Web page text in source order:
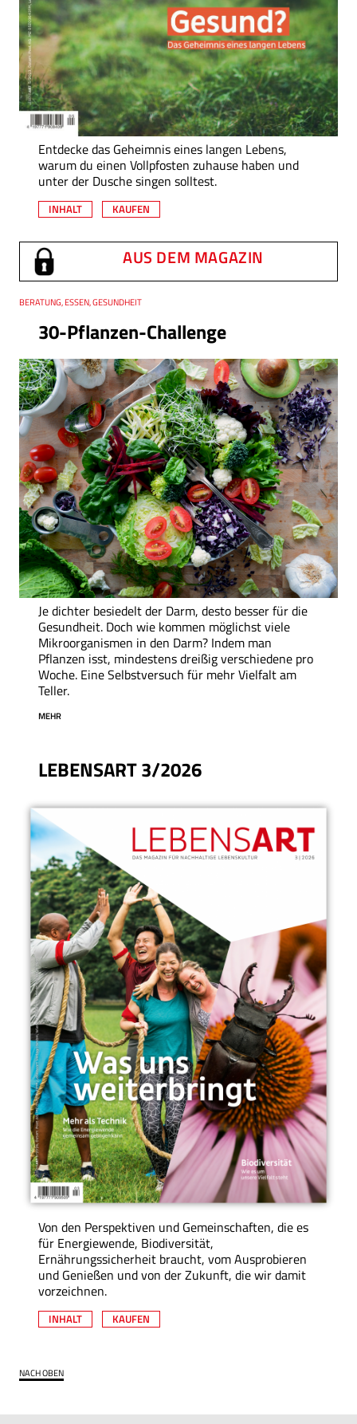
Entdecke das Geheimnis eines langen Lebens,
warum du einen Vollpfosten zuhause haben und
unter der Dusche singen solltest.
INHALT KAUFEN
AUS DEM MAGAZIN
30-Pflanzen-Challenge
Thema
BERATUNG, ESSEN, GESUNDHEIT
Je dichter besiedelt der Darm, desto besser für die
Gesundheit. Doch wie kommen möglichst viele
Mikroorganismen in den Darm? Indem man
Pflanzen isst, mindestens dreißig verschiedene pro
Woche. Eine Selbstversuch für mehr Vielfalt am
Teller.
MEHR
LEBENSART 3/2026
Von den Perspektiven und Gemeinschaften, die es
für Energiewende, Biodiversität,
Ernährungssicherheit braucht, vom Ausprobieren
und Genießen und von der Zukunft, die wir damit
vorzeichnen.
INHALT KAUFEN
NACH OBEN